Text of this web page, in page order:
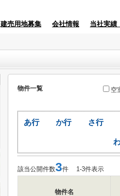
建売用地募集 会社情報 当社実績
物件一覧
空
あ行 か行 さ行
該当公開件数3件 1-3件表示
物件名